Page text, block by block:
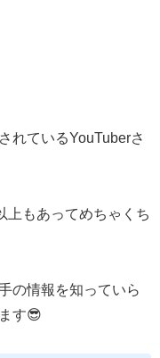
れているYouTuberさ
上もあってめちゃくち
の情報を知っていら
す😎